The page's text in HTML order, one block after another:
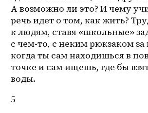
А возможно ли это? И чему
речь идет о том, как жить?
к людям, ставя «школьные»
с чем-то, с неким рюкзаком за
когда ты сам находишься в
точке и сам ищешь, где бы
воды.
5